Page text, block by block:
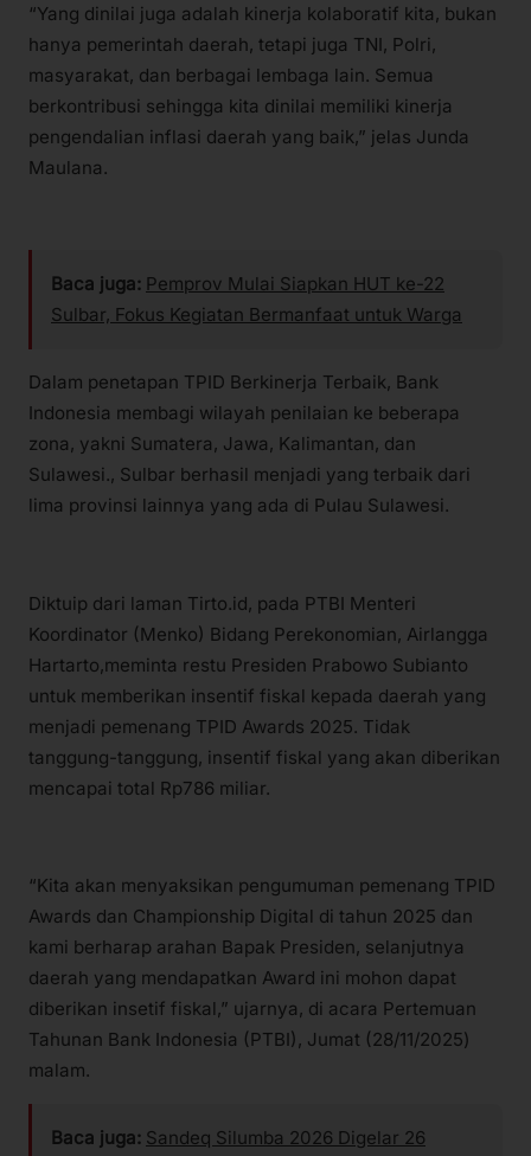
“Yang dinilai juga adalah kinerja kolaboratif kita, bukan
hanya pemerintah daerah, tetapi juga TNI, Polri,
masyarakat, dan berbagai lembaga lain. Semua
berkontribusi sehingga kita dinilai memiliki kinerja
pengendalian inflasi daerah yang baik,” jelas Junda
Maulana.
Baca juga: Pemprov Mulai Siapkan HUT ke-22
Sulbar, Fokus Kegiatan Bermanfaat untuk Warga
Dalam penetapan TPID Berkinerja Terbaik, Bank
Indonesia membagi wilayah penilaian ke beberapa
zona, yakni Sumatera, Jawa, Kalimantan, dan
Sulawesi., Sulbar berhasil menjadi yang terbaik dari
lima provinsi lainnya yang ada di Pulau Sulawesi.
Diktuip dari laman Tirto.id, pada PTBI Menteri
Koordinator (Menko) Bidang Perekonomian, Airlangga
Hartarto,meminta restu Presiden Prabowo Subianto
untuk memberikan insentif fiskal kepada daerah yang
menjadi pemenang TPID Awards 2025. Tidak
tanggung-tanggung, insentif fiskal yang akan diberikan
mencapai total Rp786 miliar.
“Kita akan menyaksikan pengumuman pemenang TPID
Awards dan Championship Digital di tahun 2025 dan
kami berharap arahan Bapak Presiden, selanjutnya
daerah yang mendapatkan Award ini mohon dapat
diberikan insetif fiskal,” ujarnya, di acara Pertemuan
Tahunan Bank Indonesia (PTBI), Jumat (28/11/2025)
malam.
Baca juga: Sandeq Silumba 2026 Digelar 26